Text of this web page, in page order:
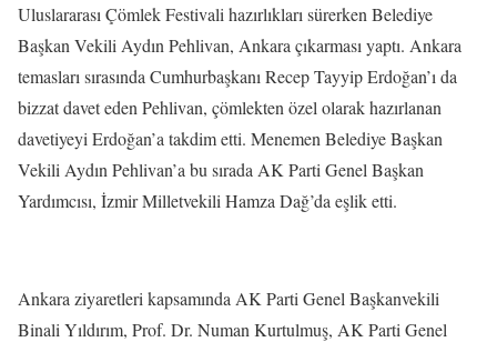
Uluslararası Çömlek Festivali hazırlıkları sürerken Belediye
Başkan Vekili Aydın Pehlivan, Ankara çıkarması yaptı. Ankara
temasları sırasında Cumhurbaşkanı Recep Tayyip Erdoğan’ı da
bizzat davet eden Pehlivan, çömlekten özel olarak hazırlanan
davetiyeyi Erdoğan’a takdim etti. Menemen Belediye Başkan
Vekili Aydın Pehlivan’a bu sırada AK Parti Genel Başkan
Yardımcısı, İzmir Milletvekili Hamza Dağ’da eşlik etti.
Ankara ziyaretleri kapsamında AK Parti Genel Başkanvekili
Binali Yıldırım, Prof. Dr. Numan Kurtulmuş, AK Parti Genel